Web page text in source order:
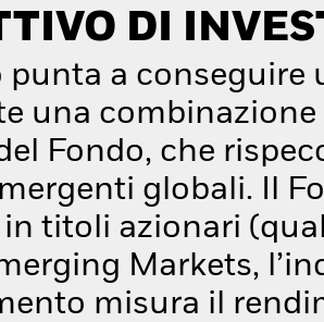
DI
punta a
una
Fondo, che
globali. Il
titoli azionari
Markets,
misura il